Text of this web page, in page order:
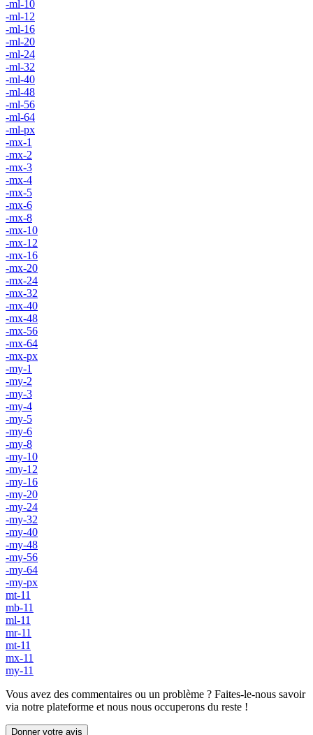
-ml-10
-ml-12
-ml-16
-ml-20
-ml-24
-ml-32
-ml-40
-ml-48
-ml-56
-ml-64
-ml-px
-mx-1
-mx-2
-mx-3
-mx-4
-mx-5
-mx-6
-mx-8
-mx-10
-mx-12
-mx-16
-mx-20
-mx-24
-mx-32
-mx-40
-mx-48
-mx-56
-mx-64
-mx-px
-my-1
-my-2
-my-3
-my-4
-my-5
-my-6
-my-8
-my-10
-my-12
-my-16
-my-20
-my-24
-my-32
-my-40
-my-48
-my-56
-my-64
-my-px
mt-11
mb-11
ml-11
mr-11
mt-11
mx-11
my-11
Vous avez des commentaires ou un problème ? Faites-le-nous savoir
via notre plateforme et nous nous occuperons du reste !
Donner votre avis